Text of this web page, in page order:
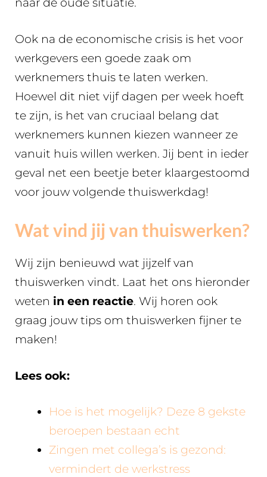
naar de oude situatie.
Ook na de economische crisis is het voor
werkgevers een goede zaak om
werknemers thuis te laten werken.
Hoewel dit niet vijf dagen per week hoeft
te zijn, is het van cruciaal belang dat
werknemers kunnen kiezen wanneer ze
vanuit huis willen werken. Jij bent in ieder
geval net een beetje beter klaargestoomd
voor jouw volgende thuiswerkdag!
Wat vind jij van thuiswerken?
Wij zijn benieuwd wat jijzelf van
thuiswerken vindt. Laat het ons hieronder
weten in een reactie. Wij horen ook
graag jouw tips om thuiswerken fijner te
maken!
Lees ook:
Hoe is het mogelijk? Deze 8 gekste
beroepen bestaan echt
Zingen met collega’s is gezond:
vermindert de werkstress